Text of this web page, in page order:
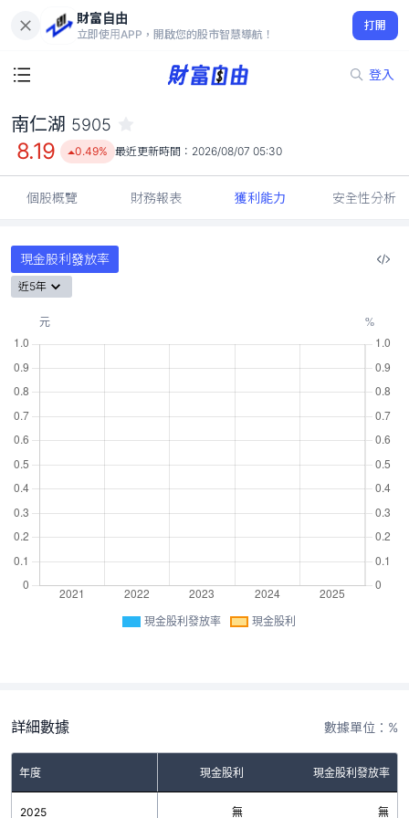
財富自由
立即使用APP，開啟您的股市智慧導航！
打開
登入
8.19
0.49%
南仁湖 5905
8.19 0.49% 最近更新時間： 2026/08/07 05:30
個股概覽 財務報表 獲利能力 安全性分析
現金股利發放率
近5年
現金股利發放率 現金股利
詳細數據 數據單位：%
年度 現金股利 現金股利發放率
2025 無 無